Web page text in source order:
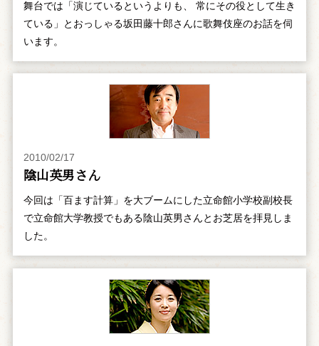
舞台では「演じているというよりも、 常にその役として生き
ている」とおっしゃる坂田藤十郎さんに歌舞伎座のお話を伺
います。
2010/02/17
陰山英男さん
今回は「百ます計算」を大ブームにした立命館小学校副校長
で立命館大学教授でもある陰山英男さんとお芝居を拝見しま
した。